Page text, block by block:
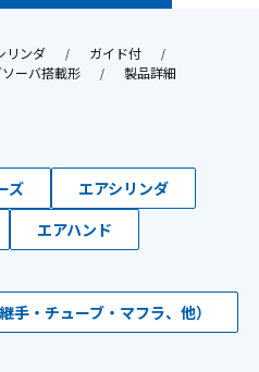
リンダ
ガイド付
ーバ搭載形 製品詳細
ズ
エアシリンダ
エアハンド
手・チューブ・マフラ、他）